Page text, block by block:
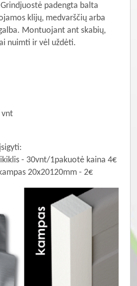
padengta balta
klijų, medvarščių arba
Montuojant ant skabių,
nuimti ir vėl uždėti.
vnt
- 30vnt/1pakuotė kaina 4€
20x20120mm - 2€